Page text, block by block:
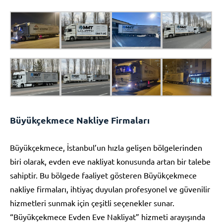
Büyükçekmece Nakliye Firmaları
Büyükçekmece, İstanbul’un hızla gelişen bölgelerinden
biri olarak, evden eve nakliyat konusunda artan bir talebe
sahiptir. Bu bölgede faaliyet gösteren Büyükçekmece
nakliye firmaları, ihtiyaç duyulan profesyonel ve güvenilir
hizmetleri sunmak için çeşitli seçenekler sunar.
“Büyükçekmece Evden Eve Nakliyat” hizmeti arayışında